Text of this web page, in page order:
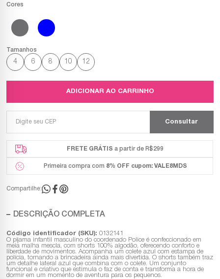
4 6 8 10 12
ADICIONAR AO CARRINHO
FRETE GRÁTIS a partir de R$299
Primeira compra com 8% OFF cupom: VALE8MDS
Compartilhe:
DESCRIÇÃO COMPLETA
Código identificador (SKU): 0132141
O pijama infantil masculino do coordenado Police é confeccionado em
meia malha mescla, com shorts 100% algodão, oferecendo conforto e
liberdade de movimentos. Acompanha um colete azul com estampa de
polícia, tornando a brincadeira ainda mais divertida. O shorts também traz
um detalhe lateral azul que combina com o colete. Um conjunto
funcional e criativo que estimula o faz de conta e transforma a hora de
dormir em um momento de aventura para os pequenos.